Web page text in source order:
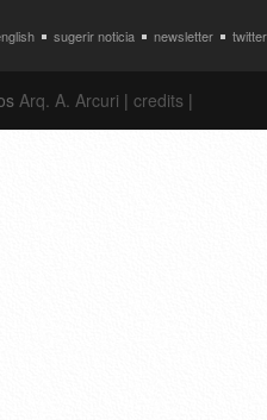
sugerir noticia newsletter twitter
Arq. A. Arcuri | credits |